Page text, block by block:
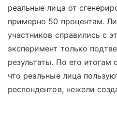
реальные лица от
примерно 50 процентам.
участников справились с
эксперимент только
результаты. По его итогам
что реальные лица
респондентов, нежели